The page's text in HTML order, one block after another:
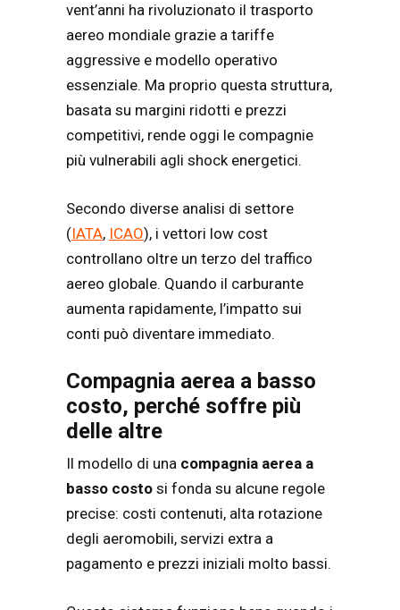
vent’anni ha rivoluzionato il trasporto
aereo mondiale grazie a tariffe
aggressive e modello operativo
essenziale. Ma proprio questa struttura,
basata su margini ridotti e prezzi
competitivi, rende oggi le compagnie
più vulnerabili agli shock energetici.
Secondo diverse analisi di settore
(IATA, ICAO), i vettori low cost
controllano oltre un terzo del traffico
aereo globale. Quando il carburante
aumenta rapidamente, l’impatto sui
conti può diventare immediato.
Compagnia aerea a basso
costo, perché soffre più
delle altre
Il modello di una compagnia aerea a
basso costo si fonda su alcune regole
precise: costi contenuti, alta rotazione
degli aeromobili, servizi extra a
pagamento e prezzi iniziali molto bassi.